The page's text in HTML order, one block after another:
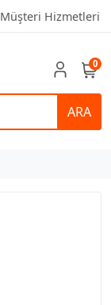
Müşteri Hizmetleri
ARA
0